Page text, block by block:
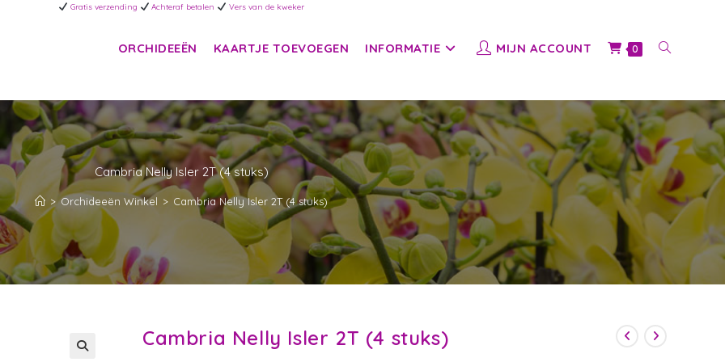
Gratis verzending Achteraf betalen Vers van de kweker
ORCHIDEEËN KAARTJE TOEVOEGEN INFORMATIE MIJN ACCOUNT 0 TOGGLE
WEBSITE
ZOEKEN
Cambria Nelly Isler 2T (4 stuks)
> Orchideeën Winkel > Cambria Nelly Isler 2T (4 stuks)
Cambria Nelly Isler 2T (4 stuks)